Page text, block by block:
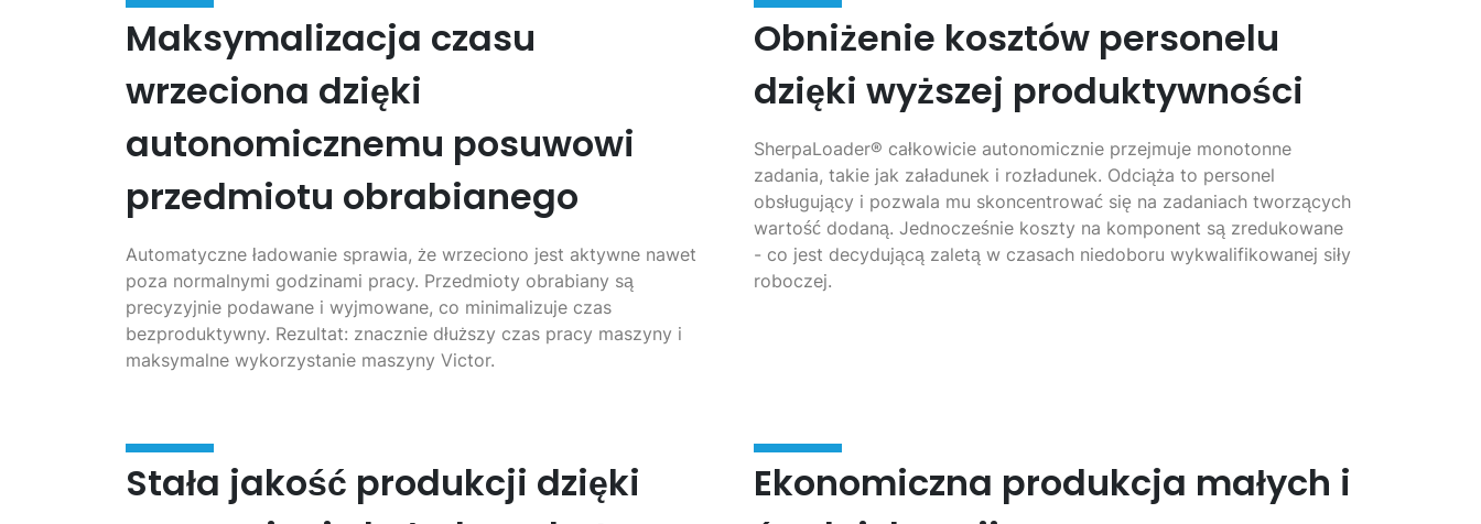
Maksymalizacja czasu
wrzeciona dzięki
autonomicznemu posuwowi
przedmiotu obrabianego
Automatyczne ładowanie sprawia, że wrzeciono jest aktywne nawet
poza normalnymi godzinami pracy. Przedmioty obrabiany są
precyzyjnie podawane i wyjmowane, co minimalizuje czas
bezproduktywny. Rezultat: znacznie dłuższy czas pracy maszyny i
maksymalne wykorzystanie maszyny Victor.
Obniżenie kosztów personelu
dzięki wyższej produktywności
SherpaLoader® całkowicie autonomicznie przejmuje monotonne
zadania, takie jak załadunek i rozładunek. Odciąża to personel
obsługujący i pozwala mu skoncentrować się na zadaniach tworzących
wartość dodaną. Jednocześnie koszty na komponent są zredukowane
- co jest decydującą zaletą w czasach niedoboru wykwalifikowanej siły
roboczej.
Stała jakość produkcji dzięki
Ekonomiczna produkcja małych i